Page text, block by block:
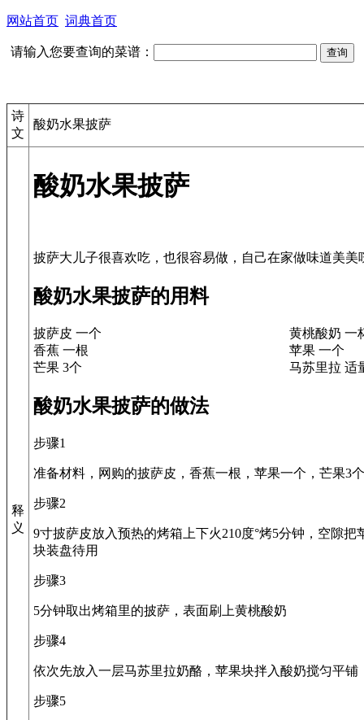
网站首页 词典首页
请输入您要查询的菜谱：
诗
文
酸奶水果披萨
释
义
酸奶水果披萨
酸奶水果披萨的用料
披萨皮 一个
黄桃酸奶 一
香蕉 一根
苹果 一个
芒果 3个
马苏里拉 适
酸奶水果披萨的做法
步骤1
准备材料，网购的披萨皮，香蕉一根，苹果一个，芒果3
步骤2
9寸披萨皮放入预热的烤箱上下火210度°烤5分钟，空隙
块装盘待用
步骤3
5分钟取出烤箱里的披萨，表面刷上黄桃酸奶
步骤4
依次先放入一层马苏里拉奶酪，苹果块拌入酸奶搅匀平
步骤5